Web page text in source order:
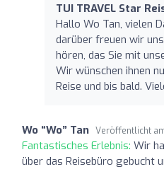
TUI TRAVEL Star
Hallo Wo Tan, vielen
darüber freuen wir
hören, das Sie mit
Wir wünschen ihnen
Reise und bis bald.
Wo “Wo” Tan Veröffentlicht
Fantastisches Erlebnis: Wir
über das Reisebüro gebucht